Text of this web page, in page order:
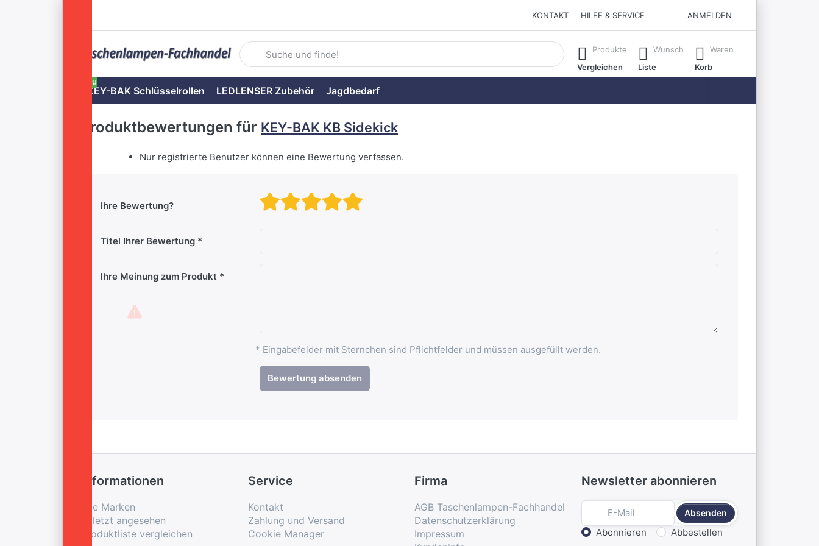
KONTAKT HILFE & SERVICE ANMELDEN
Geben Sie einen Suchbegriff ein. Während Sie tippen, erscheinen automatisch erste Ergebnisse. Drücken Sie die Eingabetaste, um
Produkte
Vergleichen
Wunsch
Liste
Waren
Korb
KEY-BAK Schlüsselrollen
Neu
LEDLENSER Zubehör Jagdbedarf
Produktbewertungen für KEY-BAK KB Sidekick
Nur registrierte Benutzer können eine Bewertung verfassen.
Ihre Bewertung? Bewertung: 4 von 5 Sternen.
Bewertung: 3 von 5 Sternen.
Bewertung: 2 von 5 Sternen.
Bewertung: 1 von 5 Sternen. schlecht
Titel Ihrer Bewertung
Ihre Meinung zum Produkt
* Eingabefelder mit Sternchen sind Pflichtfelder und müssen ausgefüllt werden.
Bewertung absenden
Informationen
Alle Marken
Zuletzt angesehen
Produktliste vergleichen
Service
Kontakt
Zahlung und Versand
Cookie Manager
Firma
AGB Taschenlampen-Fachhandel
Datenschutzerklärung
Impressum
Newsletter abonnieren
Absenden
Aktion wählen
Abonnieren Abbestellen